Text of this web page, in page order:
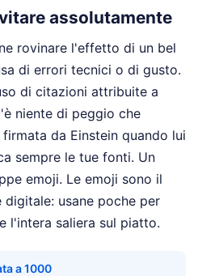
assolutamente
rovinare l'effetto di un bel
di errori tecnici o di gusto.
di citazioni attribuite a
niente di peggio che
da Einstein quando lui
sempre le tue fonti. Un
emoji. Le emoji sono il
digitale: usane poche per
l'intera saliera sul piatto.
a 1000